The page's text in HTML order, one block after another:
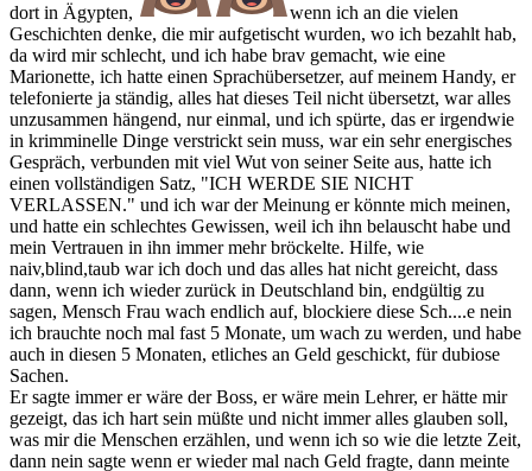
dort in Ägypten,
wenn ich an die vielen
Geschichten denke, die mir aufgetischt wurden, wo ich bezahlt hab,
da wird mir schlecht, und ich habe brav gemacht, wie eine
Marionette, ich hatte einen Sprachübersetzer, auf meinem Handy, er
telefonierte ja ständig, alles hat dieses Teil nicht übersetzt, war alles
unzusammen hängend, nur einmal, und ich spürte, das er irgendwie
in krimminelle Dinge verstrickt sein muss, war ein sehr energisches
Gespräch, verbunden mit viel Wut von seiner Seite aus, hatte ich
einen vollständigen Satz, "ICH WERDE SIE NICHT
VERLASSEN." und ich war der Meinung er könnte mich meinen,
und hatte ein schlechtes Gewissen, weil ich ihn belauscht habe und
mein Vertrauen in ihn immer mehr bröckelte. Hilfe, wie
naiv,blind,taub war ich doch und das alles hat nicht gereicht, dass
dann, wenn ich wieder zurück in Deutschland bin, endgültig zu
sagen, Mensch Frau wach endlich auf, blockiere diese Sch....e nein
ich brauchte noch mal fast 5 Monate, um wach zu werden, und habe
auch in diesen 5 Monaten, etliches an Geld geschickt, für dubiose
Sachen.
Er sagte immer er wäre der Boss, er wäre mein Lehrer, er hätte mir
gezeigt, das ich hart sein müßte und nicht immer alles glauben soll,
was mir die Menschen erzählen, und wenn ich so wie die letzte Zeit,
dann nein sagte wenn er wieder mal nach Geld fragte, dann meinte